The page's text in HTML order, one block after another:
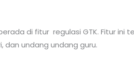
di fitur regulasi GTK. Fitur
undang undang guru.